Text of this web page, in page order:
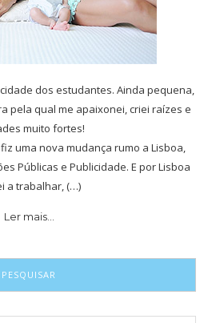
dos estudantes. Ainda pequena,
pela qual me apaixonei, criei raízes e
muito fortes!
uma nova mudança rumo a Lisboa,
Públicas e Publicidade. E por Lisboa
a trabalhar, (…)
Ler mais…
PESQUISAR